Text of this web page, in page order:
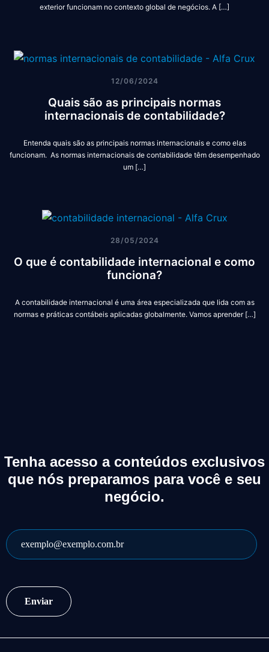
exterior funcionam no contexto global de negócios. A […]
12/06/2024
Quais são as principais normas
internacionais de contabilidade?
Entenda quais são as principais normas internacionais e como elas
funcionam. As normas internacionais de contabilidade têm desempenhado
um […]
28/05/2024
O que é contabilidade internacional e como
funciona?
A contabilidade internacional é uma área especializada que lida com as
normas e práticas contábeis aplicadas globalmente. Vamos aprender […]
Tenha acesso a conteúdos exclusivos
que nós preparamos para você e seu
negócio.